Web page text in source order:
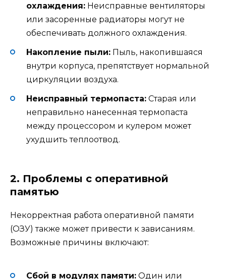
охлаждения: Неисправные вентиляторы
или засоренные радиаторы могут не
обеспечивать должного охлаждения.
Накопление пыли: Пыль, накопившаяся
внутри корпуса, препятствует нормальной
циркуляции воздуха.
Неисправный термопаста: Старая или
неправильно нанесенная термопаста
между процессором и кулером может
ухудшить теплоотвод.
2. Проблемы с оперативной
памятью
Некорректная работа оперативной памяти
(ОЗУ) также может привести к зависаниям.
Возможные причины включают:
Сбой в модулях памяти: Один или